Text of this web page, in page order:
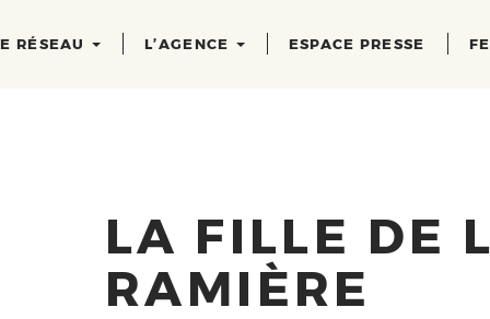
RÉSEAU L’AGENCE ESPACE PRESSE
LA FILLE DE
RAMIÈRE